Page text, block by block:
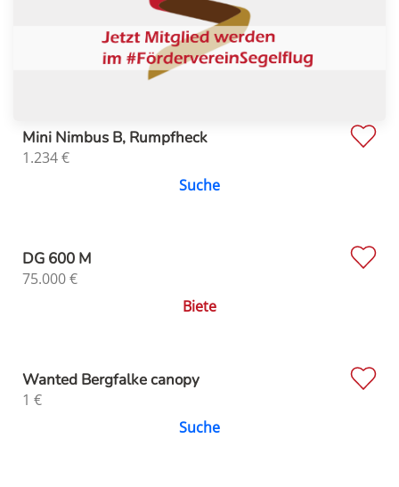
Mini Nimbus B, Rumpfheck
1.234€
Suche
DG 600 M
75.000€
Biete
Wanted Bergfalke canopy
1 €
Suche